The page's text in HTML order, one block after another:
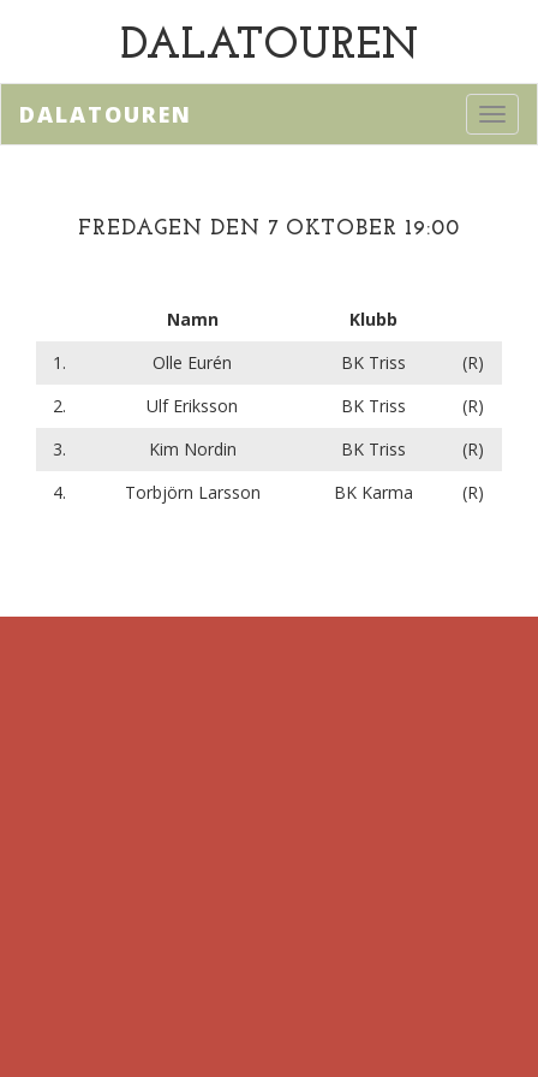
DALATOUREN
DALATOUREN
FREDAGEN DEN 7 OKTOBER 19:00
Namn
Klubb
1.
Olle Eurén BK Triss
(R)
2.
Ulf Eriksson BK Triss
(R)
3.
Kim Nordin BK Triss
(R)
4.
Torbjörn Larsson BK Karma (R)